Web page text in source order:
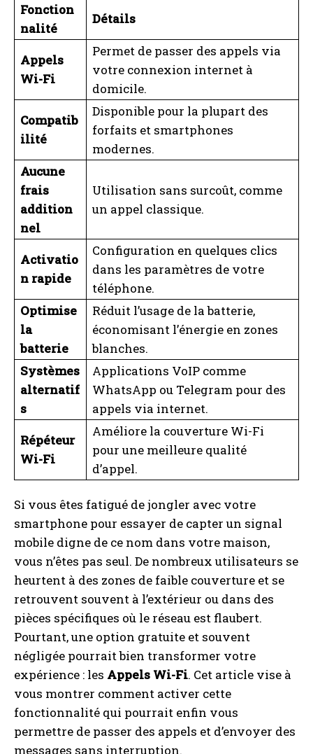
Fonction
nalité
Détails
Appels
Wi-Fi
Permet de passer des appels via
votre connexion internet à
domicile.
Compatib
ilité
Disponible pour la plupart des
forfaits et smartphones
modernes.
Aucune
frais
addition
nel
Utilisation sans surcoût, comme
un appel classique.
Activatio
n rapide
Configuration en quelques clics
dans les paramètres de votre
téléphone.
Optimise
la
batterie
Réduit l’usage de la batterie,
économisant l’énergie en zones
blanches.
Systèmes
alternatif
s
Applications VoIP comme
WhatsApp ou Telegram pour des
appels via internet.
Répéteur
Wi-Fi
Améliore la couverture Wi-Fi
pour une meilleure qualité
d’appel.
Si vous êtes fatigué de jongler avec votre
smartphone pour essayer de capter un signal
mobile digne de ce nom dans votre maison,
vous n’êtes pas seul. De nombreux utilisateurs se
heurtent à des zones de faible couverture et se
retrouvent souvent à l’extérieur ou dans des
pièces spécifiques où le réseau est flaubert.
Pourtant, une option gratuite et souvent
négligée pourrait bien transformer votre
expérience : les Appels Wi-Fi. Cet article vise à
vous montrer comment activer cette
fonctionnalité qui pourrait enfin vous
permettre de passer des appels et d’envoyer des
messages sans interruption.